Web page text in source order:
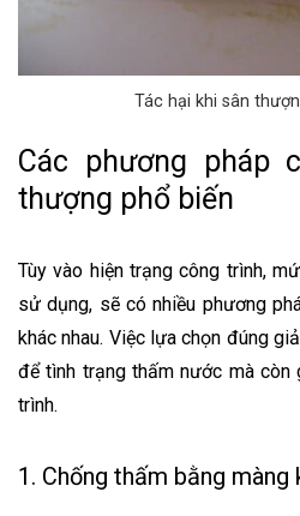
Tác hại khi sân
Các phương pháp
thượng phổ biến
Tùy vào hiện trạng công trình,
sử dụng, sẽ có nhiều phương
khác nhau. Việc lựa chọn đúng
để tình trạng thấm nước mà
trình.
1. Chống thấm bằng